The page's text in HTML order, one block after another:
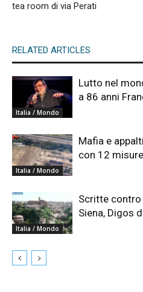
tea room di via Perati
RELATED ARTICLES
Italia / Mondo
Lutto nel
a 86 anni
Italia / Mondo
Mafia e
con 12
Italia / Mondo
Scritte
Siena, Digos